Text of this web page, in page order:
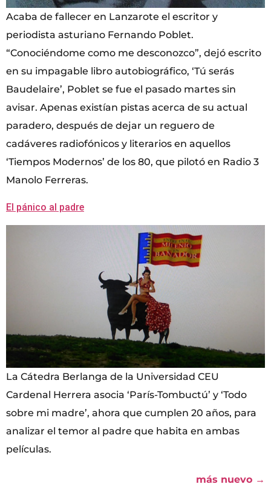
Acaba de fallecer en Lanzarote el escritor y
periodista asturiano Fernando Poblet.
“Conociéndome como me desconozco”, dejó escrito
en su impagable libro autobiográfico, ‘Tú serás
Baudelaire’, Poblet se fue el pasado martes sin
avisar. Apenas existían pistas acerca de su actual
paradero, después de dejar un reguero de
cadáveres radiofónicos y literarios en aquellos
‘Tiempos Modernos’ de los 80, que pilotó en Radio 3
Manolo Ferreras.
El pánico al padre
La Cátedra Berlanga de la Universidad CEU
Cardenal Herrera asocia ‘París-Tombuctú’ y ‘Todo
sobre mi madre’, ahora que cumplen 20 años, para
analizar el temor al padre que habita en ambas
películas.
más nuevo →